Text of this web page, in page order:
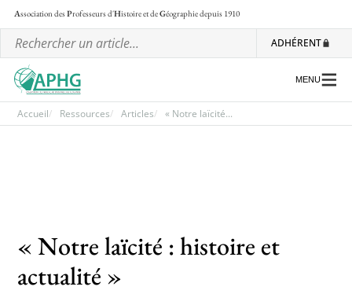
Association desProfesseurs d'Histoire et deGéographiedepuis 1910
ADHÉRENT
Communiqués et motions
Lettre d’information de l’APHG
MENU
Accueil Ressources Articles « Notre laïcité...
« Notre laïcité : histoire et
actualité »